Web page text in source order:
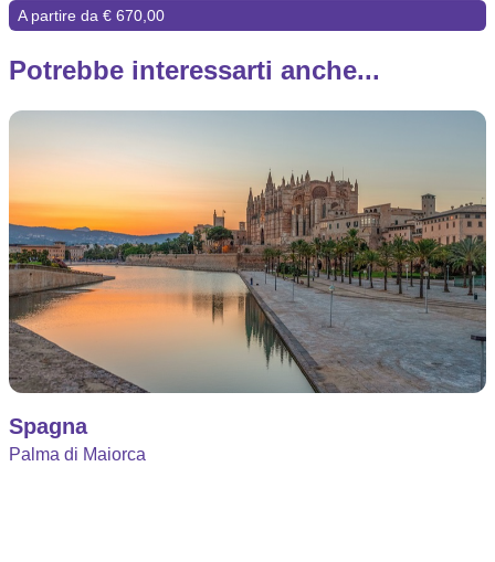
A partire da € 670,00
Potrebbe interessarti anche...
Spagna
Palma di Maiorca